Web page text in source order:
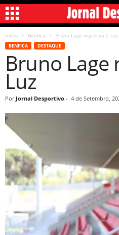
Início Benfica Bruno Lage regressa à Luz
BENFICA DESTAQUE
Bruno Lage
Luz
Por Jornal Desportivo - 4 de Setembro,